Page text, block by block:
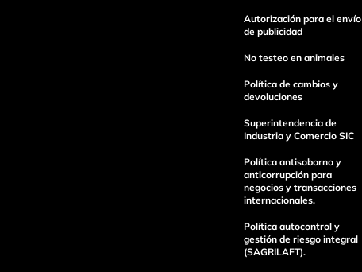
Enviar Comentario
Autorización para el envío
de publicidad
No testeo en animales
Política de cambios y
devoluciones
Superintendencia de
Industria y Comercio SIC
Política antisoborno y
anticorrupción para
negocios y transacciones
internacionales.
Política autocontrol y
gestión de riesgo integral
(SAGRILAFT).